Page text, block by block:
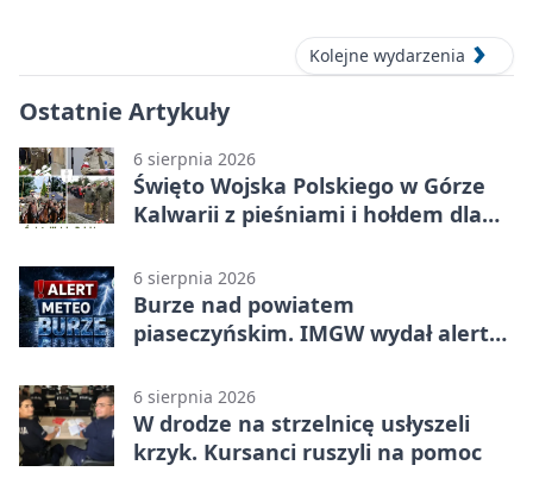
Kolejne wydarzenia
Ostatnie Artykuły
6 sierpnia 2026
Święto Wojska Polskiego w Górze
Kalwarii z pieśniami i hołdem dla
6 sierpnia 2026
Burze nad powiatem
piaseczyńskim. IMGW wydał alert
6 sierpnia 2026
W drodze na strzelnicę usłyszeli
krzyk. Kursanci ruszyli na pomoc